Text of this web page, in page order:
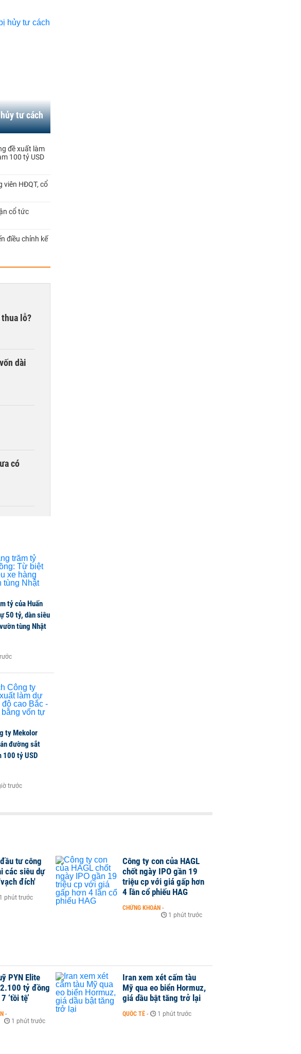
tư cách
đề xuất làm
100 tỷ USD
viên HĐQT, cổ
cổ tức
điều chỉnh kế
lỗ?
dài
có
tỷ của Huấn
50 tỷ, dàn siêu
tùng Nhật
ty Mekolor
đường sắt
100 tỷ USD
trước
tư công
các siêu dự
đích'
1 phút trước
Công ty con của HAGL
chốt ngày IPO gần 19
triệu cp với giá gấp hơn
4 lần cổ phiếu HAG
CHỨNG KHOÁN -
1 phút trước
PYN Elite
tỷ đồng
‘tồi tệ’
-
1 phút trước
Iran xem xét cấm tàu
Mỹ qua eo biển Hormuz,
giá dầu bật tăng trở lại
QUỐC TẾ - 1 phút trước